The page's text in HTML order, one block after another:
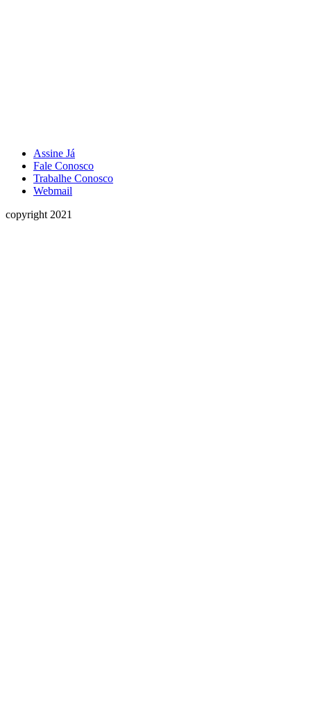
Assine Já
Fale Conosco
Trabalhe Conosco
Webmail
copyright 2021